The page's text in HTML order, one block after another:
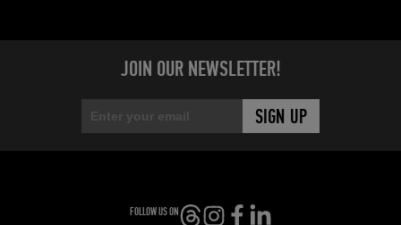
JOIN OUR NEWSLETTER!
FOLLOW US ON